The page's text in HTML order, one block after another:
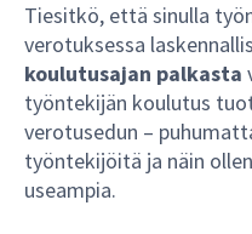
Tiesitkö, että sinulla
verotuksessa
koulutusajan palkasta
työntekijän koulutus
verotusedun –
työntekijöitä ja näin
useampia.